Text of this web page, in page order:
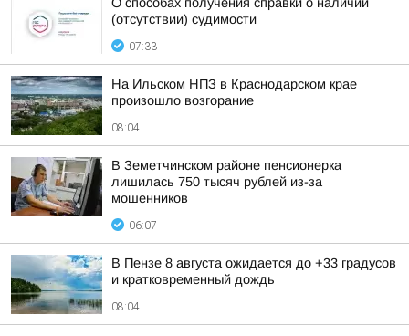
(отсутствии) судимости
07:33
На Ильском НПЗ в Краснодарском крае
произошло возгорание
08:04
В Земетчинском районе пенсионерка
лишилась 750 тысяч рублей из-за
мошенников
06:07
В Пензе 8 августа ожидается до +33 градусов
и кратковременный дождь
08:04